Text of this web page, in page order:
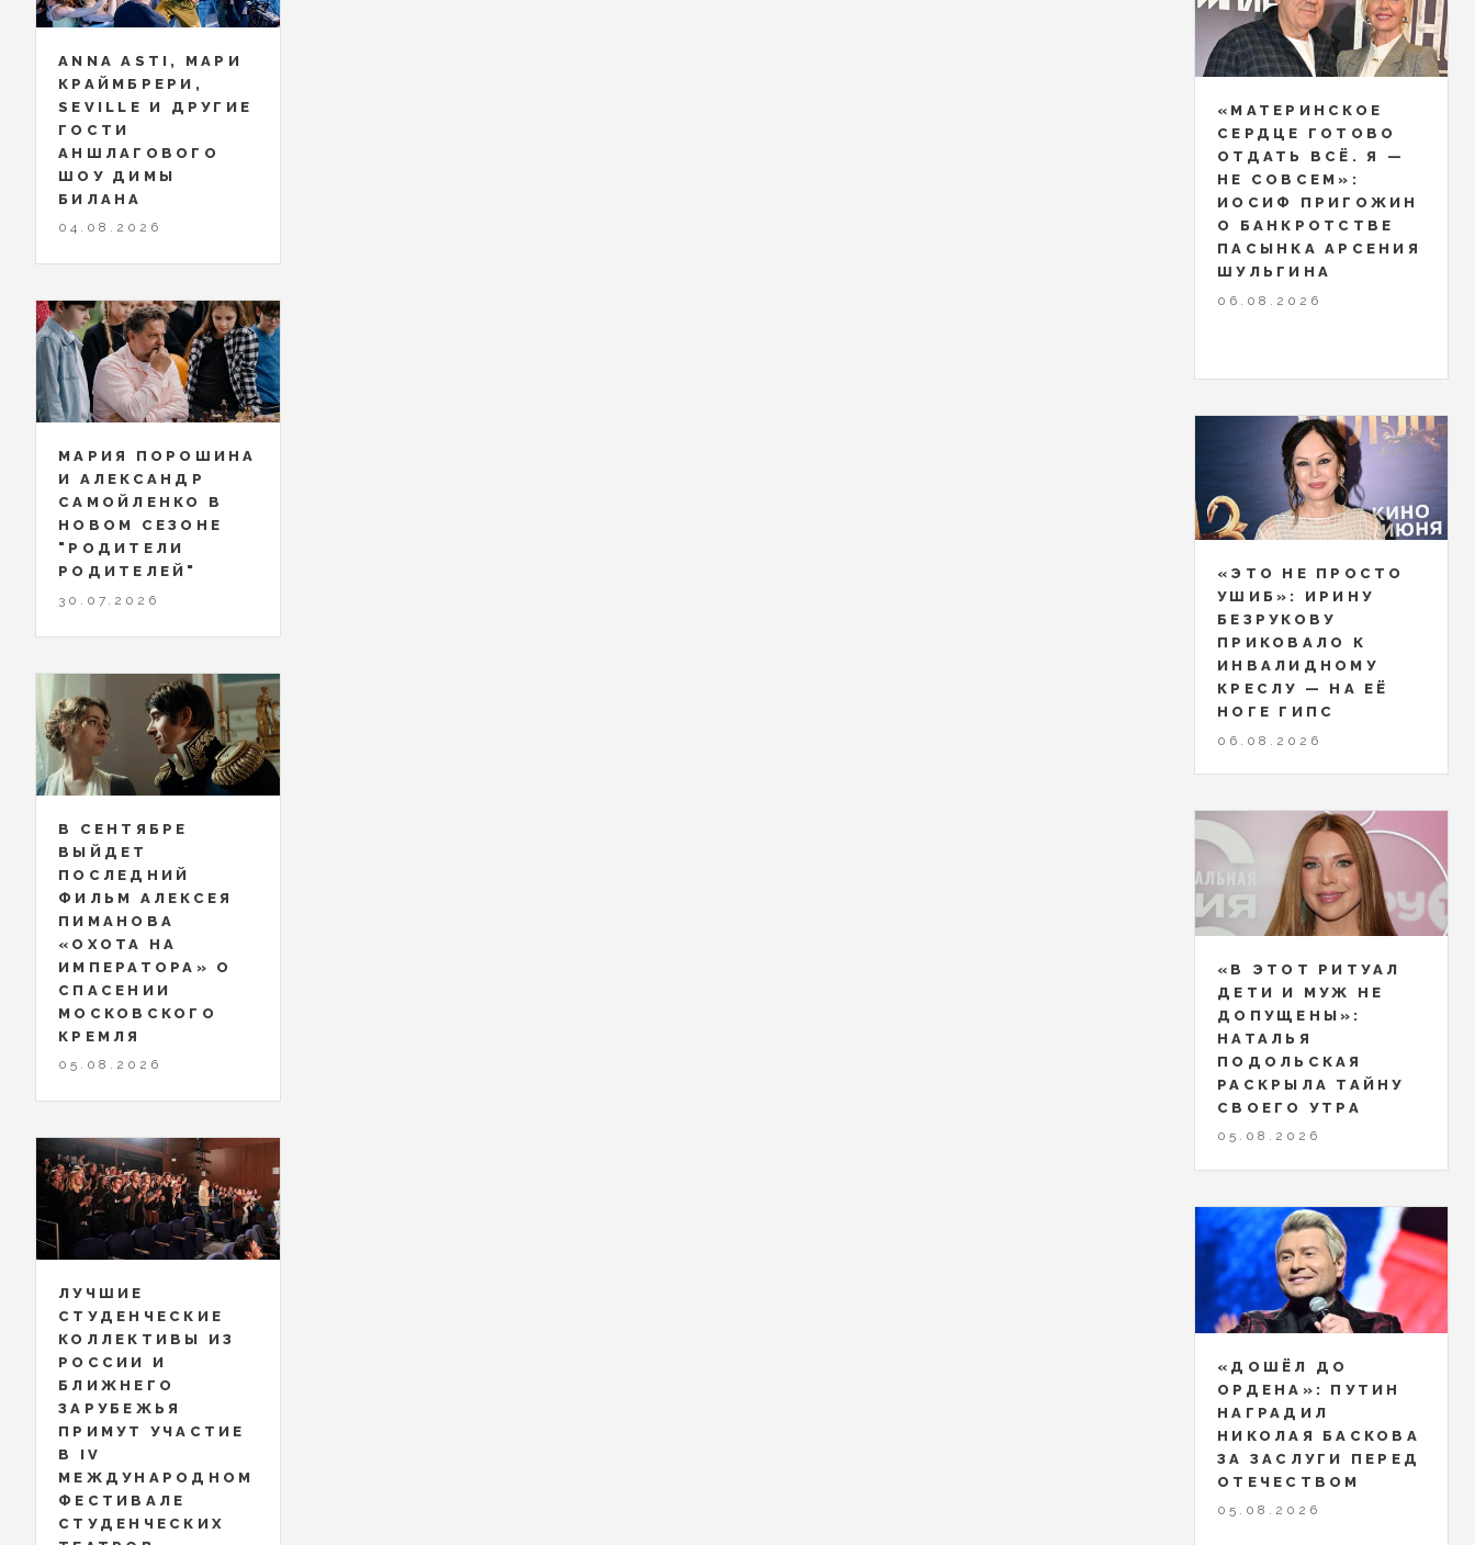
ANNA ASTI, МАРИ
КРАЙМБРЕРИ,
SEVILLE И ДРУГИЕ
ГОСТИ
АНШЛАГОВОГО
ШОУ ДИМЫ
БИЛАНА
04.08.2026
МАРИЯ ПОРОШИНА
И АЛЕКСАНДР
САМОЙЛЕНКО В
НОВОМ СЕЗОНЕ
"РОДИТЕЛИ
РОДИТЕЛЕЙ"
30.07.2026
В СЕНТЯБРЕ
ВЫЙДЕТ
ПОСЛЕДНИЙ
ФИЛЬМ АЛЕКСЕЯ
ПИМАНОВА
«ОХОТА НА
ИМПЕРАТОРА» О
СПАСЕНИИ
МОСКОВСКОГО
КРЕМЛЯ
05.08.2026
ЛУЧШИЕ
СТУДЕНЧЕСКИЕ
КОЛЛЕКТИВЫ ИЗ
РОССИИ И
БЛИЖНЕГО
ЗАРУБЕЖЬЯ
ПРИМУТ УЧАСТИЕ
В IV
МЕЖДУНАРОДНОМ
ФЕСТИВАЛЕ
СТУДЕНЧЕСКИХ
«МАТЕРИНСКОЕ
СЕРДЦЕ ГОТОВО
ОТДАТЬ ВСЁ. Я —
НЕ СОВСЕМ»:
ИОСИФ ПРИГОЖИН
О БАНКРОТСТВЕ
ПАСЫНКА АРСЕНИЯ
ШУЛЬГИНА
06.08.2026
«ЭТО НЕ ПРОСТО
УШИБ»: ИРИНУ
БЕЗРУКОВУ
ПРИКОВАЛО К
ИНВАЛИДНОМУ
КРЕСЛУ — НА ЕЁ
НОГЕ ГИПС
06.08.2026
«В ЭТОТ РИТУАЛ
ДЕТИ И МУЖ НЕ
ДОПУЩЕНЫ»:
НАТАЛЬЯ
ПОДОЛЬСКАЯ
РАСКРЫЛА ТАЙНУ
СВОЕГО УТРА
05.08.2026
«ДОШЁЛ ДО
ОРДЕНА»: ПУТИН
НАГРАДИЛ
НИКОЛАЯ БАСКОВА
ЗА ЗАСЛУГИ ПЕРЕД
ОТЕЧЕСТВОМ
05.08.2026